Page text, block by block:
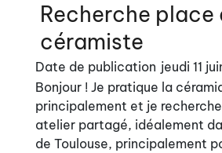
Recherche place
céramiste
Date de publication jeudi 11
Bonjour ! Je pratique la
principalement et je
atelier partagé, idéalement
de Toulouse, principalement